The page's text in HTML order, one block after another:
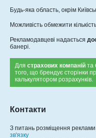
Будь-яка область, окрім
Можливість обмежити
Рекламодавцеві надається
банері.
Для страхових компаній та
того, що брендує сторінки
калькулятором розрахунків.
Контакти
З питань розміщення
зв'язку